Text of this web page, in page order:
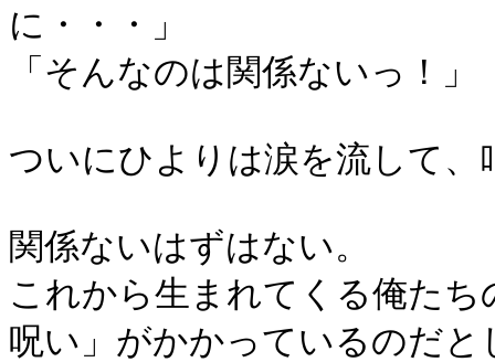
に・・・」
「そんなのは関係ないっ！」
ついにひよりは涙を流して、
関係ないはずはない。
これから生まれてくる俺た
呪い」がかかっているのだと